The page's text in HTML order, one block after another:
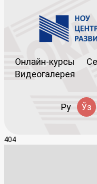
Онлайн-курсы
Видеогалерея
Ру Ўз
404